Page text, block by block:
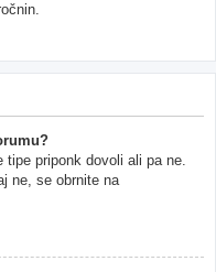
tipe priponk dovoli ali pa ne.
ne, se obrnite na